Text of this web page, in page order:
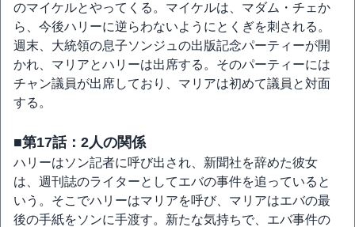
のマイケルとやってくる。マイケルは、マダム・チェか
ら、今後ハリーに逆らわないようにとくぎを刺される。
週末、大統領の息子ソンジュの出版記念パーティーが開
かれ、マリアとハリーは出席する。そのパーティーには
チャン議員が出席しており、マリアは初めて議員と対面
する。
■第17話：2人の関係
ハリーはソン記者に呼び出され、新聞社を辞めた彼女
は、週刊誌のライターとしてエバの事件を追っていると
いう。そこでハリーはマリアを呼び、マリアはエバの最
後の手紙をソンに手渡す。新たな気持ちで、エバ事件の